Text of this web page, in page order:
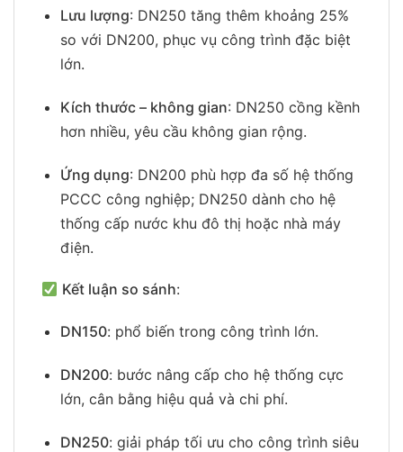
Lưu lượng: DN250 tăng thêm khoảng 25%
so với DN200, phục vụ công trình đặc biệt
lớn.
Kích thước – không gian: DN250 cồng kềnh
hơn nhiều, yêu cầu không gian rộng.
Ứng dụng: DN200 phù hợp đa số hệ thống
PCCC công nghiệp; DN250 dành cho hệ
thống cấp nước khu đô thị hoặc nhà máy
điện.
Kết luận so sánh:
DN150: phổ biến trong công trình lớn.
DN200: bước nâng cấp cho hệ thống cực
lớn, cân bằng hiệu quả và chi phí.
DN250: giải pháp tối ưu cho công trình siêu